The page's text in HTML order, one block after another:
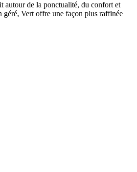
autour de la ponctualité, du confort et
géré, Vert offre une façon plus raffinée